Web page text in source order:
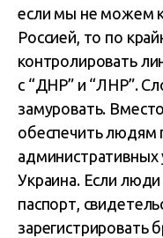
если мы не можем
Россией, то по
контролировать
с “ДНР” и “ЛНР”.
замуровать.
обеспечить людям
административных
Украина. Если люди
паспорт,
зарегистрировать